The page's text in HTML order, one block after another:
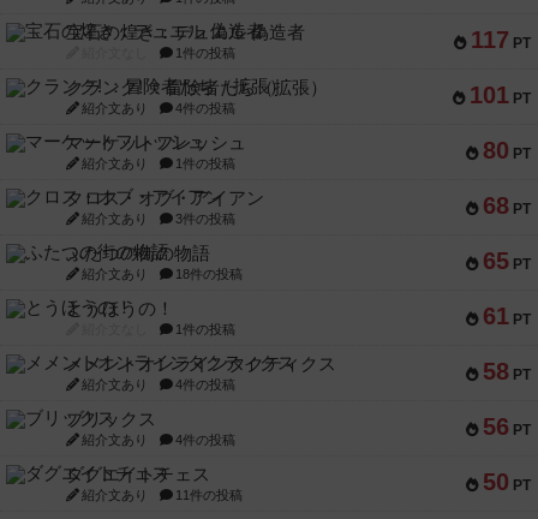
117 PT
宝石の煌き：デュエル 偽造者
1件の投稿
101 PT
クランク! ：冒険者たち（拡張）
紹介文あり 4件の投稿
80 PT
マーケットフレッシュ
紹介文あり 1件の投稿
68 PT
クロス・オブ・アイアン
紹介文あり 3件の投稿
65 PT
ふたつの街の物語
紹介文あり 18件の投稿
61 PT
とうほうの！
1件の投稿
58 PT
メメントオンラインタクティクス
紹介文あり 4件の投稿
56 PT
ブリックス
紹介文あり 4件の投稿
50 PT
ダグエイトチェス
紹介文あり 11件の投稿